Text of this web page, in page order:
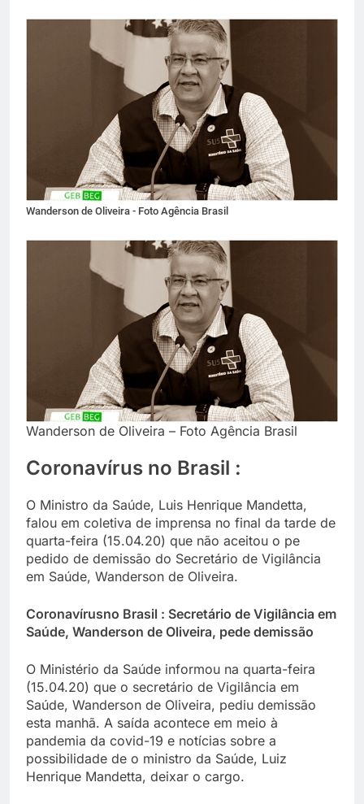
Wanderson de Oliveira - Foto Agência Brasil
Wanderson de Oliveira – Foto Agência Brasil
Coronavírus no Brasil :
O Ministro da Saúde, Luis Henrique Mandetta,
falou em coletiva de imprensa no final da tarde de
quarta-feira (15.04.20) que não aceitou o pe
pedido de demissão do Secretário de Vigilância
em Saúde, Wanderson de Oliveira.
Coronavírusno Brasil : Secretário de Vigilância em
Saúde, Wanderson de Oliveira, pede demissão
O Ministério da Saúde informou na quarta-feira
(15.04.20) que o secretário de Vigilância em
Saúde, Wanderson de Oliveira, pediu demissão
esta manhã. A saída acontece em meio à
pandemia da covid-19 e notícias sobre a
possibilidade de o ministro da Saúde, Luiz
Henrique Mandetta, deixar o cargo.